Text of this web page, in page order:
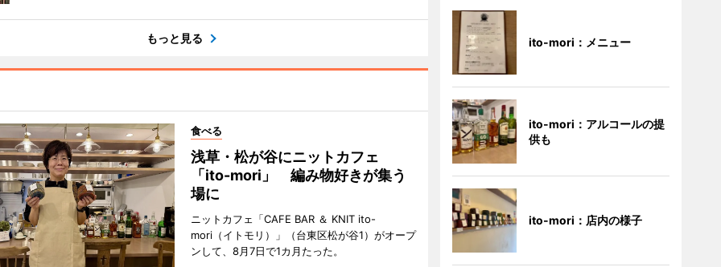
もっと見る
食べる
浅草・松が谷にニットカフェ
「ito-mori」 編み物好きが集う
場に
ニットカフェ「CAFE BAR ＆ KNIT ito-
mori（イトモリ）」（台東区松が谷1）がオープ
ンして、8月7日で1カ月たった。
ito-mori：メニュー
ito-mori：アルコールの提
供も
ito-mori：店内の様子